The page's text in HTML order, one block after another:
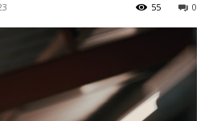
0
55